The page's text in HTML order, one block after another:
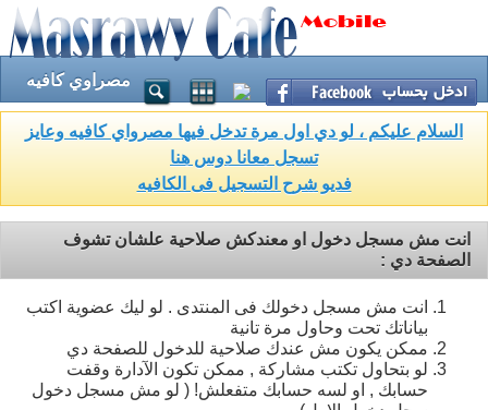
مصراوي كافيه
السلام عليكم ، لو دي اول مرة تدخل فيها مصرواي كافيه وعايز
تسجل معانا دوس هنا
فديو شرح التسجيل فى الكافيه
انت مش مسجل دخول او معندكش صلاحية علشان تشوف
الصفحة دي :
انت مش مسجل دخولك فى المنتدى . لو ليك عضوية اكتب
بياناتك تحت وحاول مرة تانية
ممكن يكون مش عندك صلاحية للدخول للصفحة دي
لو بتحاول تكتب مشاركة , ممكن تكون الآدارة وقفت
حسابك , او لسه حسابك متفعلش! ( لو مش مسجل دخول